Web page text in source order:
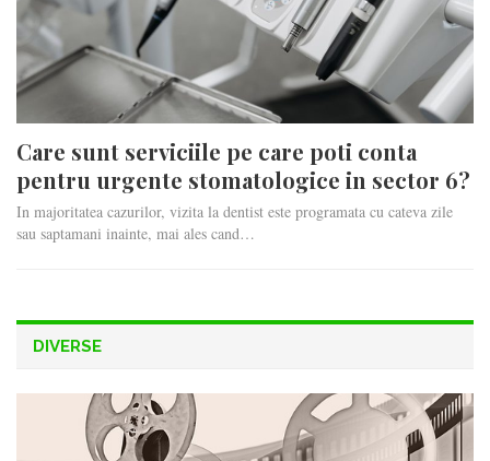
Care sunt serviciile pe care poti conta
pentru urgente stomatologice in sector 6?
In majoritatea cazurilor, vizita la dentist este programata cu cateva zile
sau saptamani inainte, mai ales cand…
DIVERSE